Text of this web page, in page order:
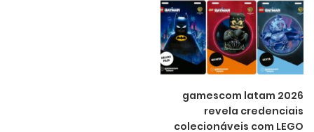
gamescom latam 2026
revela credenciais
colecionáveis com LEGO